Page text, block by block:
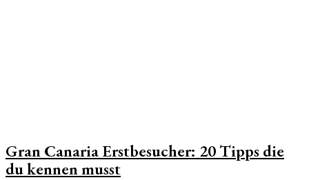
Gran Canaria Erstbesucher: 20 Tipps die
du kennen musst